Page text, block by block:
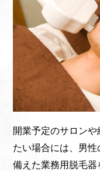
開業予定のサロン
たい場合には、男
備えた業務用脱毛